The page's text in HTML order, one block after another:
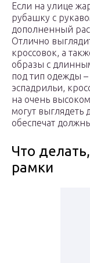
Если на улице
рубашку с
дополненный
Отлично
кроссовок, а
образы с
под тип одежды –
эспадрильи,
на очень
могут выглядеть
обеспечат
Что
рамки